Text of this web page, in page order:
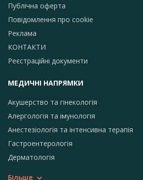
Публічна оферта
Повідомлення про сookie
Реклама
КОНТАКТИ
Реєстраційні документи
МЕДИЧНІ НАПРЯМКИ
Акушерство та гінекологія
Алергологія та імунологія
Анестезіологія та інтенсивна терапія
Гастроентерологія
Дерматологія
Більше